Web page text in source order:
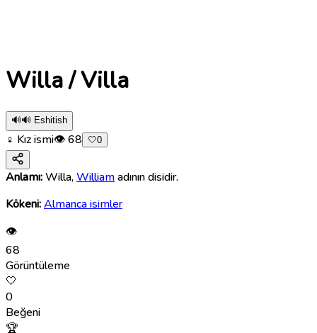
Willa / Villa
🔊🔊 Eshitish
♀ Kız ismi👁68 🤍0
Anlamı:Willa,Williamadının disidir.
Kökeni:Almanca isimler
👁
68
Görüntüleme
🤍
0
Beğeni
🏆